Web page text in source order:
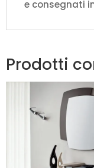
e consegnati
Prodotti